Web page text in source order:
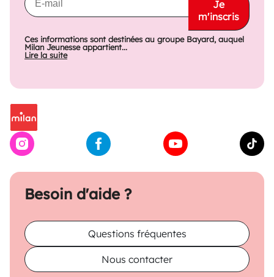
Besoin d'aide ?
Questions fréquentes
Nous contacter
Je
m'inscris
Ces informations sont destinées au groupe Bayard, auquel
Milan Jeunesse appartient...
Lire la suite